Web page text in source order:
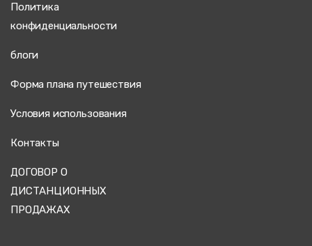
Политика
конфиденциальности
блоги
Форма плана путешествия
Условия использования
Контакты
ДОГОВОР О
ДИСТАНЦИОННЫХ
ПРОДАЖАХ